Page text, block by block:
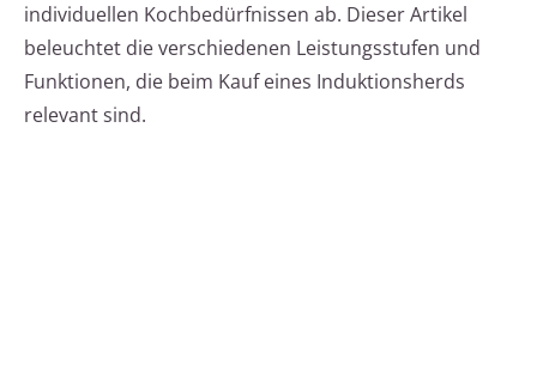
individuellen Kochbedürfnissen ab. Dieser Artikel
beleuchtet die verschiedenen Leistungsstufen und
Funktionen, die beim Kauf eines Induktionsherds
relevant sind.